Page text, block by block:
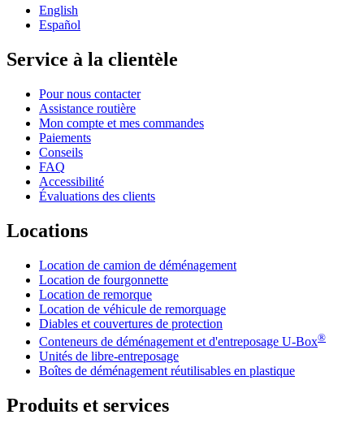
English
Español
Service à la clientèle
Pour nous contacter
Assistance routière
Mon compte et mes commandes
Paiements
Conseils
FAQ
Accessibilité
Évaluations des clients
Locations
Location de camion de déménagement
Location de fourgonnette
Location de remorque
Location de véhicule de remorquage
Diables et couvertures de protection
Conteneurs de déménagement et d'entreposage U-Box®
Unités de libre-entreposage
Boîtes de déménagement réutilisables en plastique
Produits et services